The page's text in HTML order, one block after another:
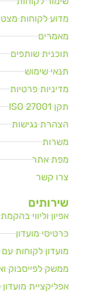
מדוע לקוחות
מאמרים
תוכנית שותפים
תנאי שימוש
מדיניות פרטיות
תקן ISO 27001
הצהרת נגישות
משרות
מפת אתר
צרו קשר
שירותים
אפיון וליווי
כרטיסי מועדון
מועדון לקוחות
ממשק לפייסבוק
אפליקציית